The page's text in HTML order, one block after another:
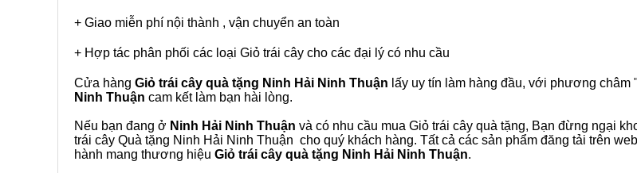
+ Giao miễn phí nội thành , vận chuyển an toàn
+ Hợp tác phân phối các loại Giỏ trái cây cho các đại lý có nhu cầu
Cửa hàng Giỏ trái cây quà tặng Ninh Hải Ninh Thuận lấy uy tín làm hàng đầu, với phương châm "
Ninh Thuận cam kết làm bạn hài lòng.
Nếu bạn đang ở Ninh Hải Ninh Thuận và có nhu cầu mua Giỏ trái cây quà tặng, Bạn đừng ngại
trái cây Quà tặng Ninh Hải Ninh Thuận cho quý khách hàng. Tất cả các sản phẩm đăng tải trên
hành mang thương hiệu Giỏ trái cây quà tặng Ninh Hải Ninh Thuận.